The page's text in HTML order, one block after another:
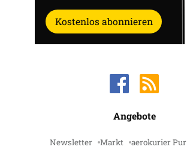
Kostenlos abonnieren
Angebote
Newsletter Markt aerokurier Pur